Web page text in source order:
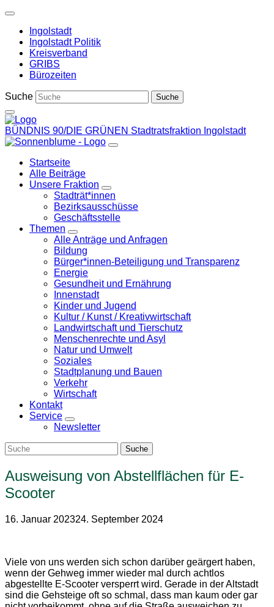
Weiter
Inhalt
Ingolstadt
Ingolstadt Politik
Kreisverband
GRIBS
Bürozeiten
Suche
BÜNDNIS 90/DIE GRÜNEN Stadtratsfraktion Ingolstadt
Startseite
Alle Beiträge
Unsere Fraktion
Zeige
Untermenü
Stadträt*innen
Bezirksausschüsse
Geschäftsstelle
Themen
Zeige
Untermenü
Alle Anträge und Anfragen
Bildung
Bürger*innen-Beteiligung und Transparenz
Energie
Gesundheit und Ernährung
Innenstadt
Kinder und Jugend
Kultur / Kunst / Kreativwirtschaft
Landwirtschaft und Tierschutz
Menschenrechte und Asyl
Natur und Umwelt
Soziales
Stadtplanung und Bauen
Verkehr
Wirtschaft
Kontakt
Service
Zeige
Untermenü
Newsletter
Ausweisung von Abstellflächen für E-
Scooter
16. Januar 202324. September 2024
Viele von uns werden sich schon darüber geärgert haben,
wenn der Gehweg immer wieder mal durch achtlos
abgestellte E-Scooter versperrt wird. Gerade in der Altstadt
sind die Gehsteige oft so schmal, dass man kaum oder gar